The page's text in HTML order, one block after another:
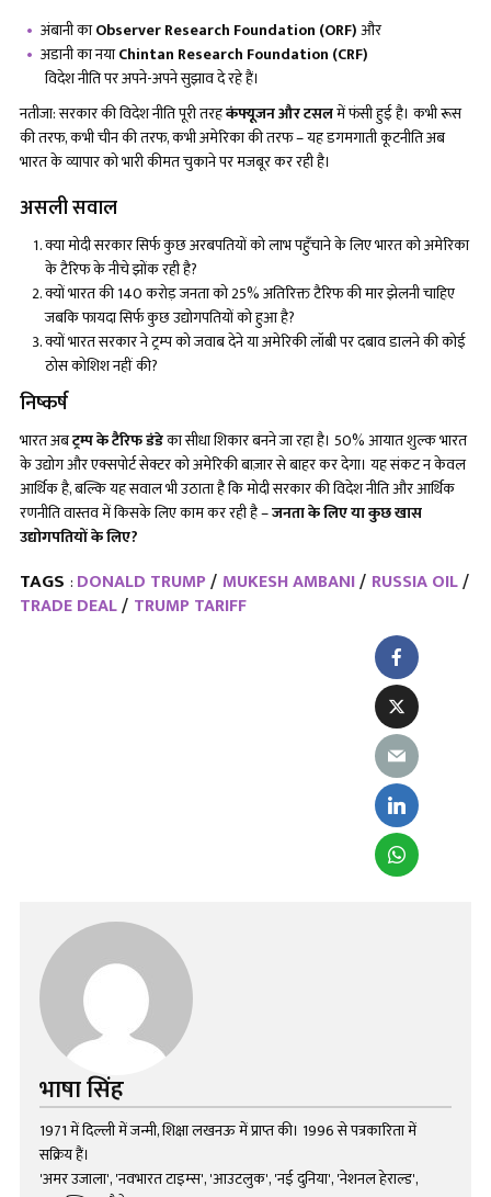
अंबानी काObserver Research Foundation (ORF)और
अडानी का नयाChintan Research Foundation (CRF)
विदेश नीति पर अपने-अपने सुझाव दे रहे हैं।
नतीजा: सरकार की विदेश नीति पूरी तरहकंफ्यूजन और टसलमें फंसी हुई है। कभी रूस
की तरफ, कभी चीन की तरफ, कभी अमेरिका की तरफ – यह डगमगाती कूटनीति अब
भारत के व्यापार को भारी कीमत चुकाने पर मजबूर कर रही है।
असली सवाल
क्या मोदी सरकार सिर्फ कुछ अरबपतियों को लाभ पहुँचाने के लिए भारत को अमेरिका
के टैरिफ के नीचे झोंक रही है?
क्यों भारत की 140 करोड़ जनता को 25% अतिरिक्त टैरिफ की मार झेलनी चाहिए
जबकि फायदा सिर्फ कुछ उद्योगपतियों को हुआ है?
क्यों भारत सरकार ने ट्रम्प को जवाब देने या अमेरिकी लॉबी पर दबाव डालने की कोई
ठोस कोशिश नहीं की?
निष्कर्ष
भारत अबट्रम्प के टैरिफ डंडेका सीधा शिकार बनने जा रहा है। 50% आयात शुल्क भारत
के उद्योग और एक्सपोर्ट सेक्टर को अमेरिकी बाज़ार से बाहर कर देगा। यह संकट न केवल
आर्थिक है, बल्कि यह सवाल भी उठाता है कि मोदी सरकार की विदेश नीति और आर्थिक
रणनीति वास्तव में किसके लिए काम कर रही है –जनता के लिए या कुछ खास
उद्योगपतियों के लिए?
TAGS : DONALD TRUMP MUKESH AMBANI RUSSIA OIL
TRADE DEAL TRUMP TARIFF
भाषा सिंह
1971 में दिल्ली में जन्मी, शिक्षा लखनऊ में प्राप्त की। 1996 से पत्रकारिता में
सक्रिय हैं।
'अमर उजाला', 'नवभारत टाइम्स', 'आउटलुक', 'नई दुनिया', 'नेशनल हेराल्ड',